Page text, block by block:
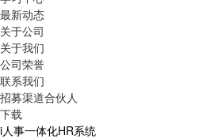
最新动态
关于公司
关于我们
公司荣誉
联系我们
招募渠道合伙人
下载
i人事一体化HR系统